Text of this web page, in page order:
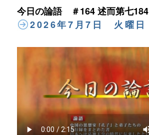
今日の論語 ＃164 述而第七184
2026年7月7日 火曜日